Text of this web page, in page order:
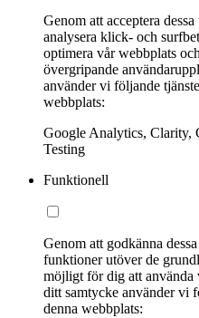
Genom att acceptera
analysera klick- och
optimera vår webbplats
övergripande
använder vi följande
webbplats:
Google Analytics, Clarity,
Testing
Funktionell
Genom att godkänna
funktioner utöver de
möjligt för dig att använda
ditt samtycke använder vi
denna webbplats: